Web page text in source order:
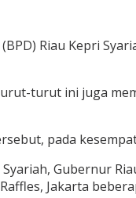
Riau Kepri
turut ini juga
pada
Gubernur
Jakarta